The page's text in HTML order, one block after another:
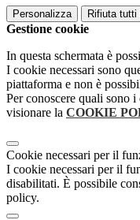
Personalizza Rifiuta tutti
Gestione cookie
In questa schermata è
I cookie necessari sono
piattaforma e non è
Per conoscere quali sono
visionare la COOKIE
Cookie necessari per il
I cookie necessari per il
disabilitati. È possibile
policy.